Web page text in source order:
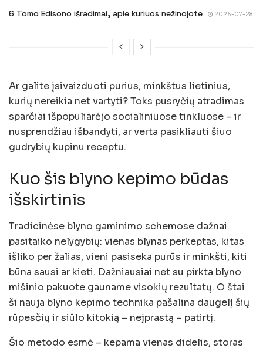
6 Tomo Edisono išradimai, apie kuriuos nežinojote 2026-07-28
Ar galite įsivaizduoti purius, minkštus lietinius,
kurių nereikia net vartyti? Toks pusryčių atradimas
sparčiai išpopuliarėjo socialiniuose tinkluose – ir
nusprendžiau išbandyti, ar verta pasikliauti šiuo
gudrybių kupinu receptu.
Kuo šis blyno kepimo būdas
išskirtinis
Tradicinėse blyno gaminimo schemose dažnai
pasitaiko nelygybių: vienas blynas perkeptas, kitas
išliko per žalias, vieni pasiseka purūs ir minkšti, kiti
būna sausi ar kieti. Dažniausiai net su pirkta blyno
mišinio pakuote gauname visokių rezultatų. O štai
ši nauja blyno kepimo technika pašalina daugelį šių
rūpesčių ir siūlo kitokią – neįprastą – patirtį.
Šio metodo esmė – kepama vienas didelis, storas